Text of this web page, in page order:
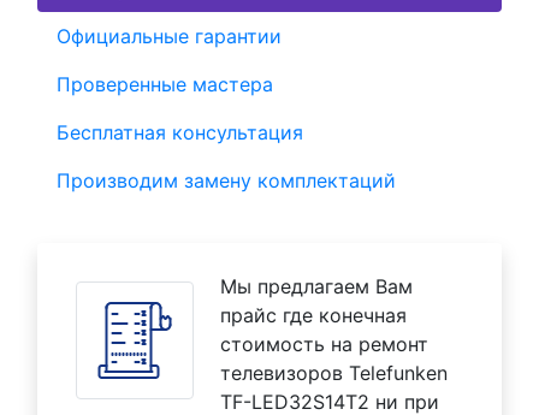
Официальные гарантии
Проверенные мастера
Бесплатная консультация
Производим замену комплектаций
Мы предлагаем Вам
прайс где конечная
стоимость на ремонт
телевизоров Telefunken
TF-LED32S14T2 ни при